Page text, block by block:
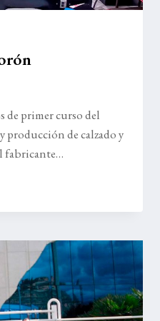
de primer curso del
producción de calzado y
fabricante…